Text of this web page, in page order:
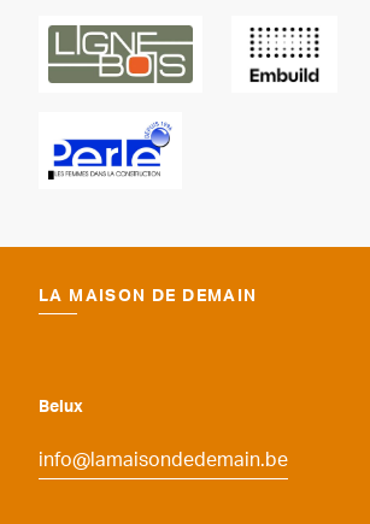
LA MAISON DE DEMAIN
Belux
info@lamaisondedemain.be